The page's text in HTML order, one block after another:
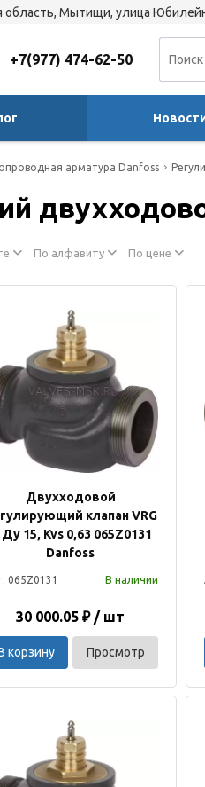
область, Мытищи, улица
+7(977) 474-62-50
арматура Danfoss
По алфавиту По цене
Двухходовой
клапан VRG
Ду 15, Kvs 0,63 065Z0131
Danfoss
065Z0131 В наличии
30 000.05 ₽ / шт
корзину Просмотр